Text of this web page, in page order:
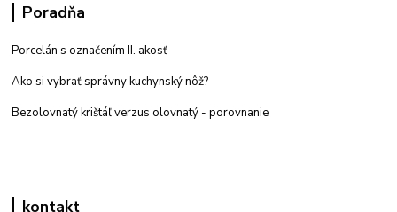
Poradňa
Porcelán s označením II. akosť
Ako si vybrať správny kuchynský nôž?
Bezolovnatý krištáľ verzus olovnatý - porovnanie
kontakt